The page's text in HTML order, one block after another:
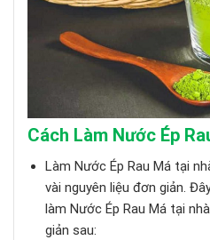
Cách Làm Nước Ép
Làm Nước Ép Rau Má tại
vài nguyên liệu đơn giản.
làm Nước Ép Rau Má tại
giản sau: